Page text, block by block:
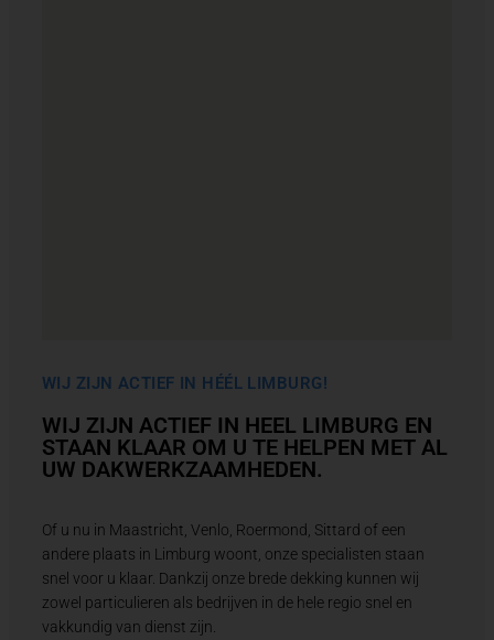
WIJ ZIJN ACTIEF IN HÉÉL LIMBURG!
WIJ ZIJN ACTIEF IN HEEL LIMBURG EN
STAAN KLAAR OM U TE HELPEN MET AL
UW DAKWERKZAAMHEDEN.
Of u nu in Maastricht, Venlo, Roermond, Sittard of een
andere plaats in Limburg woont, onze specialisten staan
snel voor u klaar. Dankzij onze brede dekking kunnen wij
zowel particulieren als bedrijven in de hele regio snel en
vakkundig van dienst zijn.